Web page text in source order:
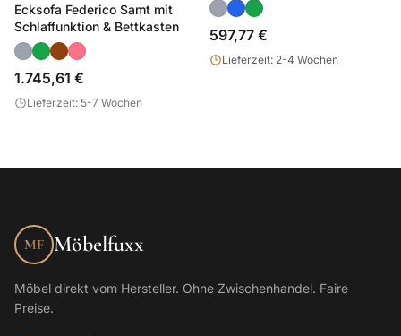
Ecksofa Federico Samt mit
Schlaffunktion & Bettkasten
1.745,61 €
Lieferzeit: 5-7 Wochen
597,77 €
Lieferzeit: 2-4 Wochen
MF Möbelfuxx
Möbel direkt vom Hersteller. Ohne Zwischenhandel. Faire
Preise.